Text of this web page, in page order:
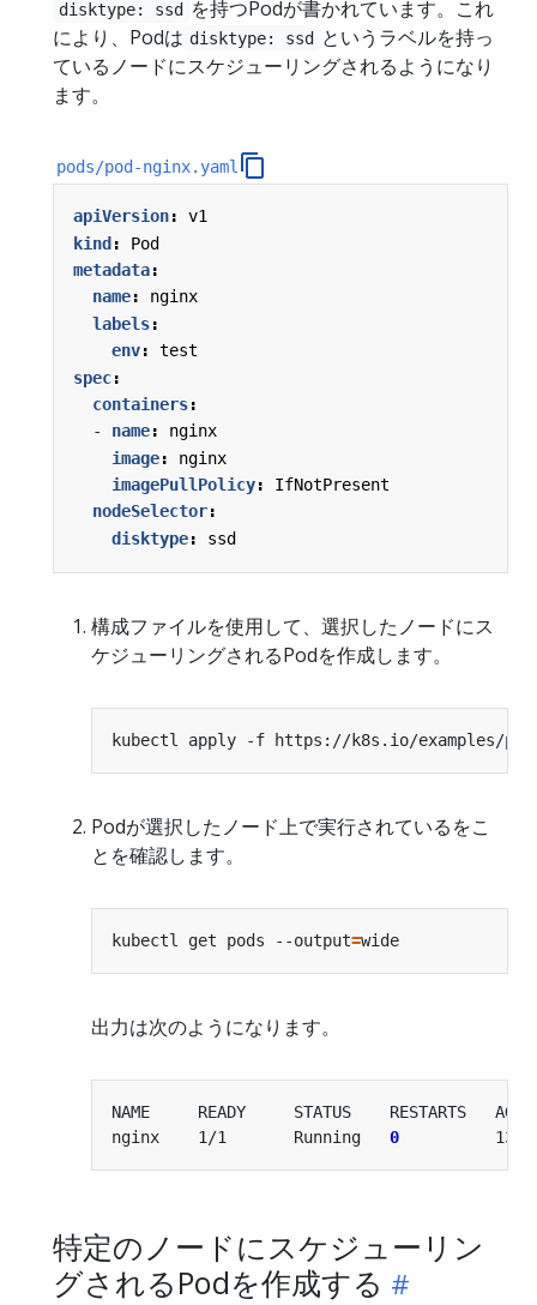
disktype: ssd
を持つPodが書かれています。これ
により、Podは disktype: ssd
というラベルを持っ
ているノードにスケジューリングされるようになり
ます。
pods/pod-nginx.yaml
apiVersion:
v1
kind:
Pod
metadata:
name:
nginx
labels:
env:
test
spec:
containers:
- name:
nginx
image:
nginx
imagePullPolicy:
IfNotPresent
nodeSelector:
disktype: ssd
構成ファイルを使用して、選択したノードにス
ケジューリングされるPodを作成します。
Podが選択したノード上で実行されているをこ
とを確認します。
kubectl get pods --output=
出力は次のようになります。
nginx    1/1       Running 0
特定のノードにスケジューリン
グされるPodを作成する